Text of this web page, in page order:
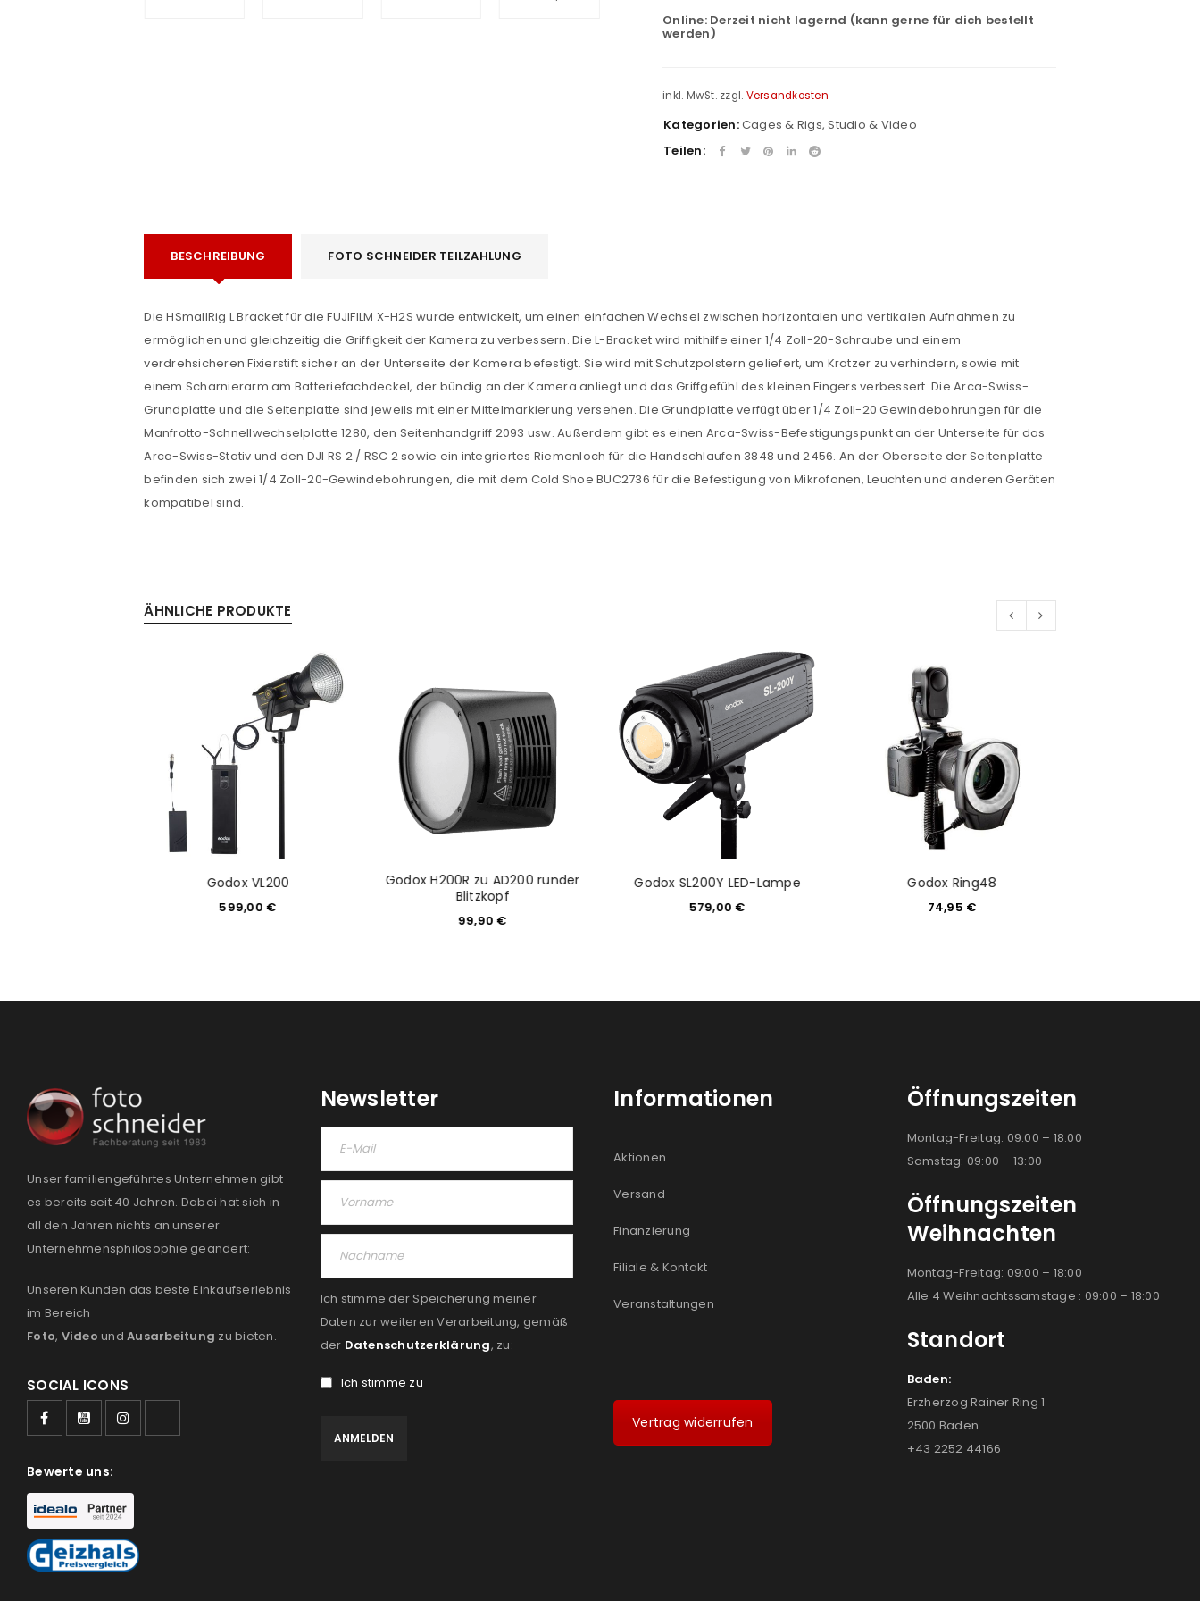
ANMELDEN
Passwort
PASSWORT VERGESSEN?
Ein Link zum Erstellen eines neuen Passworts wird an deine E-
Mail-Adresse gesendet.
Datenschutzerklärung. *
REGISTRIEREN
Online: Derzeit nicht lagernd (kann gerne für dich bestellt
werden)
inkl. MwSt. zzgl. Versandkosten
Kategorien:Cages & Rigs,Studio & Video
Teilen:
BESCHREIBUNG FOTO SCHNEIDER TEILZAHLUNG
Die HSmallRig L Bracket für die FUJIFILM X-H2S wurde entwickelt, um einen einfachen Wechsel zwischen horizontalen und vertikalen Aufnahmen zu
ermöglichen und gleichzeitig die Griffigkeit der Kamera zu verbessern. Die L-Bracket wird mithilfe einer 1/4 Zoll-20-Schraube und einem
verdrehsicheren Fixierstift sicher an der Unterseite der Kamera befestigt. Sie wird mit Schutzpolstern geliefert, um Kratzer zu verhindern, sowie mit
einem Scharnierarm am Batteriefachdeckel, der bündig an der Kamera anliegt und das Griffgefühl des kleinen Fingers verbessert. Die Arca-Swiss-
Grundplatte und die Seitenplatte sind jeweils mit einer Mittelmarkierung versehen. Die Grundplatte verfügt über 1/4 Zoll-20 Gewindebohrungen für die
Manfrotto-Schnellwechselplatte 1280, den Seitenhandgriff 2093 usw. Außerdem gibt es einen Arca-Swiss-Befestigungspunkt an der Unterseite für das
Arca-Swiss-Stativ und den DJI RS 2 / RSC 2 sowie ein integriertes Riemenloch für die Handschlaufen 3848 und 2456. An der Oberseite der Seitenplatte
befinden sich zwei 1/4 Zoll-20-Gewindebohrungen, die mit dem Cold Shoe BUC2736 für die Befestigung von Mikrofonen, Leuchten und anderen Geräten
kompatibel sind.
ÄHNLICHE PRODUKTE
Godox VL200
599,00€
Godox H200R zu AD200 runder
Blitzkopf
99,90€
Godox SL200Y LED-Lampe
579,00€
Godox Ring48
74,95 €
Unser familiengeführtes Unternehmen gibt
es bereits seit 40 Jahren. Dabei hat sich in
all den Jahren nichts an unserer
Unternehmensphilosophie geändert:
Unseren Kunden das beste Einkaufserlebnis
im Bereich
Foto, Video und Ausarbeitung zu bieten.
SOCIAL ICONS
Bewerte uns:
Newsletter
Ich stimme der Speicherung meiner
Daten zur weiteren Verarbeitung, gemäß
der Datenschutzerklärung, zu:
Ich stimme zu
Informationen
Aktionen
Versand
Finanzierung
Filiale & Kontakt
Veranstaltungen
Vertrag widerrufen
Öffnungszeiten
Montag-Freitag: 09:00 – 18:00
Samstag: 09:00 – 13:00
Öffnungszeiten
Weihnachten
Montag-Freitag: 09:00 – 18:00
Alle 4 Weihnachtssamstage : 09:00 – 18:00
Standort
Baden:
Erzherzog Rainer Ring 1
2500 Baden
+43 2252 44166